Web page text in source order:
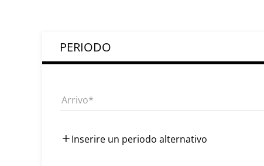
PERIODO
Arrivo
Inserire un periodo alternativo